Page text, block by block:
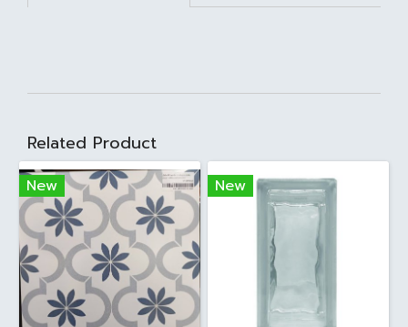
Related Product
New New